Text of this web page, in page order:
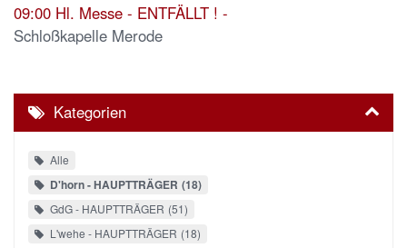
09:00 Hl. Messe - ENTFÄLLT ! -
Schloßkapelle Merode
Kategorien
Alle
D'horn - HAUPTTRÄGER 18
GdG - HAUPTTRÄGER 51
L'wehe - HAUPTTRÄGER 18